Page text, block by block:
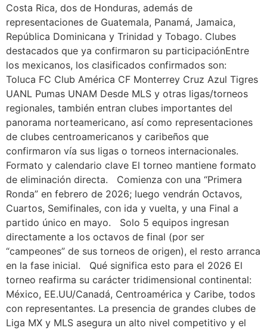
Costa Rica, dos de Honduras, además de
representaciones de Guatemala, Panamá, Jamaica,
República Dominicana y Trinidad y Tobago. Clubes
destacados que ya confirmaron su participaciónEntre
los mexicanos, los clasificados confirmados son:
Toluca FC Club América CF Monterrey Cruz Azul Tigres
UANL Pumas UNAM Desde MLS y otras ligas/torneos
regionales, también entran clubes importantes del
panorama norteamericano, así como representaciones
de clubes centroamericanos y caribeños que
confirmaron vía sus ligas o torneos internacionales.
Formato y calendario clave El torneo mantiene formato
de eliminación directa. Comienza con una “Primera
Ronda” en febrero de 2026; luego vendrán Octavos,
Cuartos, Semifinales, con ida y vuelta, y una Final a
partido único en mayo. Solo 5 equipos ingresan
directamente a los octavos de final (por ser
“campeones” de sus torneos de origen), el resto arranca
en la fase inicial. Qué significa esto para el 2026 El
torneo reafirma su carácter tridimensional continental:
México, EE.UU/Canadá, Centroamérica y Caribe, todos
con representantes. La presencia de grandes clubes de
Liga MX y MLS asegura un alto nivel competitivo y el